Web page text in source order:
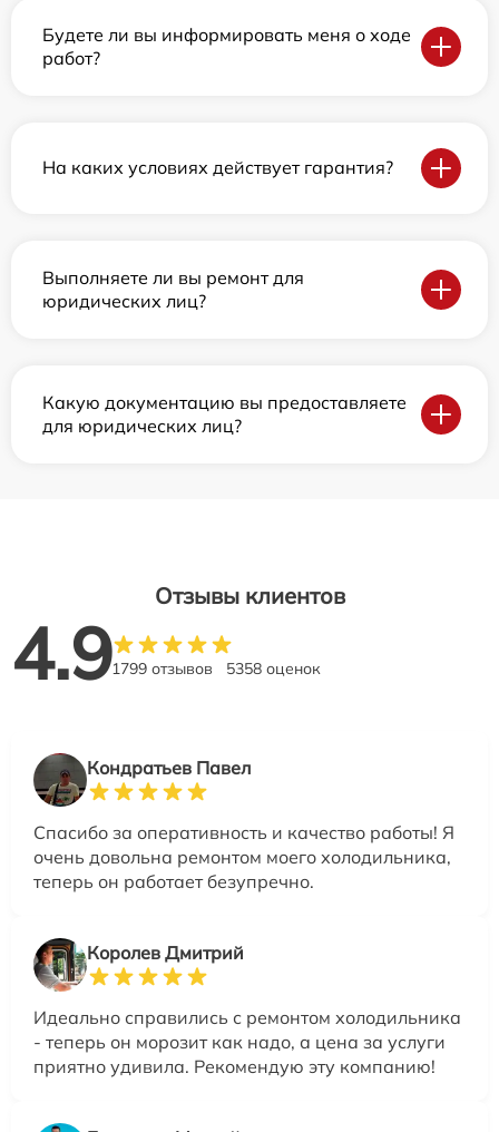
Будете ли вы информировать меня о ходе
работ?
На каких условиях действует гарантия?
Выполняете ли вы ремонт для
юридических лиц?
Какую документацию вы предоставляете
для юридических лиц?
Отзывы клиентов
4.91799 отзывов 5358 оценок
Кондратьев Павел
Спасибо за оперативность и качество работы! Я
очень довольна ремонтом моего холодильника,
теперь он работает безупречно.
Королев Дмитрий
Идеально справились с ремонтом холодильника
- теперь он морозит как надо, а цена за услуги
приятно удивила. Рекомендую эту компанию!